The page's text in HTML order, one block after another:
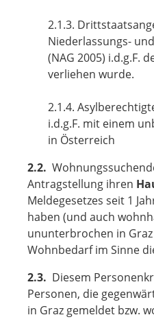
2.1.3.
Niederlassungs-
(NAG 2005) i.d.g.F.
verliehen wurde.
2.1.4.
i.d.g.F. mit einem
in Österreich
2.2.
Antragstellung ihren
Meldegesetzes seit 1
haben (und auch
ununterbrochen in
Wohnbedarf im Sinne
2.3. Diesem
Personen, die
in Graz gemeldet bzw.